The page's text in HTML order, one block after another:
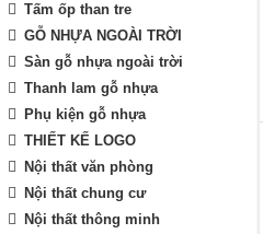
Tấm ốp than tre
GỖ NHỰA NGOÀI TRỜI
Sàn gỗ nhựa ngoài trời
Thanh lam gỗ nhựa
Phụ kiện gỗ nhựa
THIẾT KẾ LOGO
Nội thất văn phòng
Nội thất chung cư
Nội thất thông minh